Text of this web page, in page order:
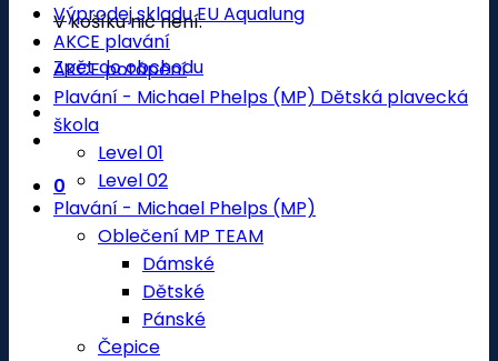
V košíku nic není.
Zpět do obchodu
0
Výprodej skladu EU Aqualung
AKCE plavání
AKCE potápění
Plavání - Michael Phelps (MP) Dětská plavecká
škola
Level 01
Level 02
Plavání - Michael Phelps (MP)
Oblečení MP TEAM
Dámské
Dětské
Pánské
Čepice